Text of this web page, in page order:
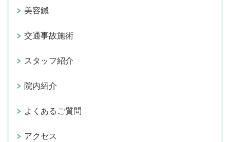
美容鍼
交通事故施術
スタッフ紹介
院内紹介
よくあるご質問
アクセス